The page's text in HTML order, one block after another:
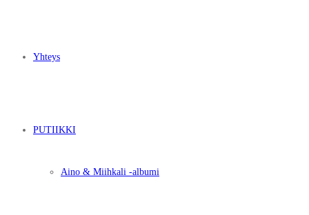
Yhteys
PUTIIKKI
Aino & Miihkali -albumi